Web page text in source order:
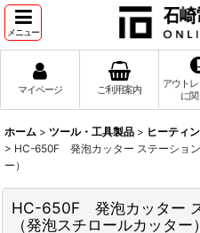
メニュー
マイページ ご利用案内
アウト
に
ホーム > ツール・工具製品 > ヒーティ
> HC-650F 発泡カッター ステーショ
ー）
HC-650F 発泡カッター
（発泡スチロールカッター）